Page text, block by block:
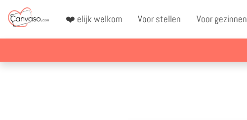
❤️ elijk welkom Voor stellen Voor gezinnen